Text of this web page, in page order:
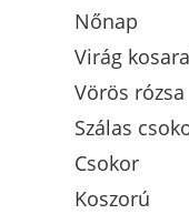
Nőnap
Virág
Vörös rózsa
Szálas
Csokor
Koszorú